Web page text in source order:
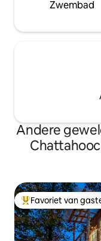
Zwembad
Andere
Topfavoriet van
Favoriet van